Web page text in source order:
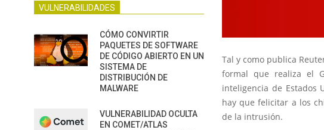
Tal y como publica
formal que realiza el
inteligencia de Estados
hay que felicitar a los
de la intrusión.
VULNERABILIDADES
CÓMO CONVIRTIR
PAQUETES DE SOFTWARE
DE CÓDIGO ABIERTO EN UN
SISTEMA DE
DISTRIBUCIÓN DE
MALWARE
VULNERABILIDAD OCULTA
EN COMET/ATLAS